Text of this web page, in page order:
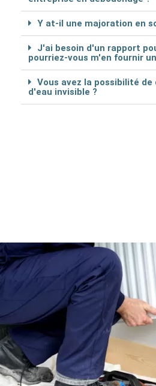
Y at-il une majoration en
J'ai besoin d'un rapport
pourriez-vous m'en fournir
Vous avez la possibilité
d'eau invisible ?